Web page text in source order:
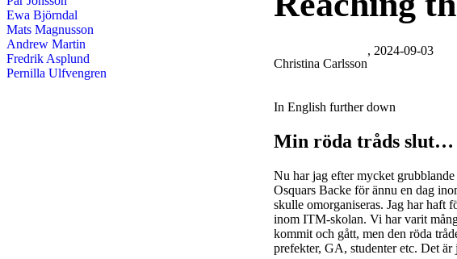
Ewa Björndal
Mats Magnusson
Andrew Martin
Fredrik Asplund
Pernilla Ulfvengren
Christina Carlsson
, 2024-09-03
In English further down
Min röda tråds slut…
Nu har jag efter mycket
Osquars Backe för ännu en dag
skulle omorganiseras. Jag har haft
inom ITM-skolan. Vi har varit
kommit och gått, men den röda
prefekter, GA, studenter etc. Det